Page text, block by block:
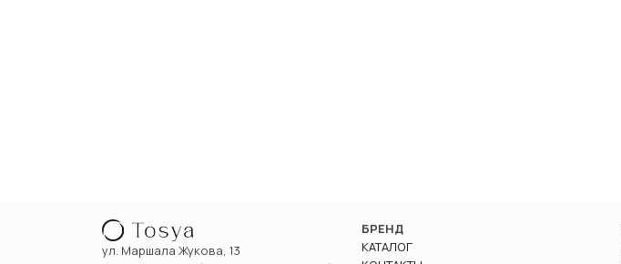
ул. Маршала Жукова, 13
БРЕНД
КАТАЛОГ